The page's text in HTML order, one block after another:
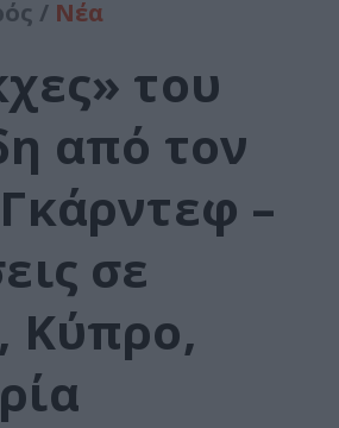
/ Νέα
του
από τον
–
σε
Κύπρο,